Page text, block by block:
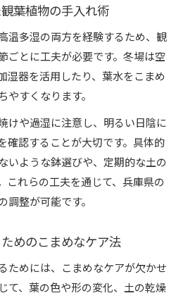
葉植物の手入れ術
温多湿の両方を経験するため、観
ごとに工夫が必要です。冬場は空
湿器を活用したり、葉水をこまめ
やすくなります。
けや過湿に注意し、明るい日陰に
確認することが大切です。具体的
いような鉢選びや、定期的な土の
これらの工夫を通じて、兵庫県の
整が可能です。
めのこまめなケア法
ためには、こまめなケアが欠かせ
て、葉の色や形の変化、土の乾燥